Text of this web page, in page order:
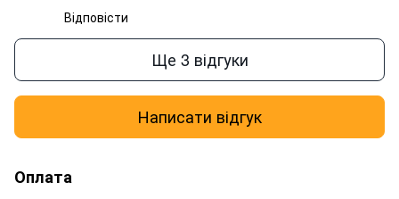
Відповісти
Ще 3 відгуки
Написати відгук
Оплата